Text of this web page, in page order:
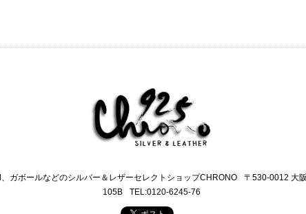
ガボールなどのシルバー＆レザーセレクトショップCHRONO
〒530-0012 大
105B
TEL:0120-6245-76